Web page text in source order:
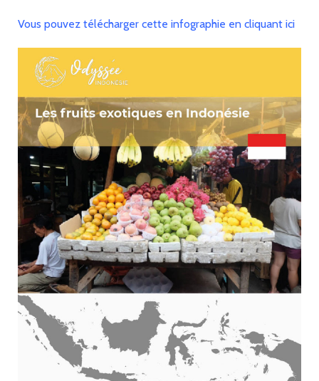
Vous pouvez télécharger cette infographie en cliquant ici